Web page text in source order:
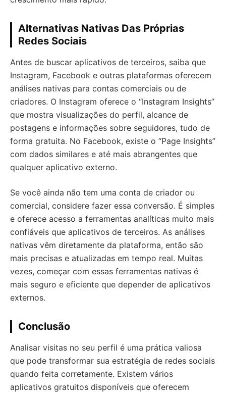
Alternativas Nativas Das Próprias
Redes Sociais
Antes de buscar aplicativos de terceiros, saiba que
Instagram, Facebook e outras plataformas oferecem
análises nativas para contas comerciais ou de
criadores. O Instagram oferece o “Instagram Insights”
que mostra visualizações do perfil, alcance de
postagens e informações sobre seguidores, tudo de
forma gratuita. No Facebook, existe o “Page Insights”
com dados similares e até mais abrangentes que
qualquer aplicativo externo.
Se você ainda não tem uma conta de criador ou
comercial, considere fazer essa conversão. É simples
e oferece acesso a ferramentas analíticas muito mais
confiáveis que aplicativos de terceiros. As análises
nativas vêm diretamente da plataforma, então são
mais precisas e atualizadas em tempo real. Muitas
vezes, começar com essas ferramentas nativas é
mais seguro e eficiente que depender de aplicativos
externos.
Conclusão
Analisar visitas no seu perfil é uma prática valiosa
que pode transformar sua estratégia de redes sociais
quando feita corretamente. Existem vários
aplicativos gratuitos disponíveis que oferecem